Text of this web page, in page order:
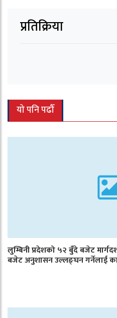
प्रतिक्रिया
यो पनि पढौँ
लुम्बिनी प्रदेशको ५२ बुँदे बजेट
बजेट अनुशासन उल्लङ्घन गर्नेलाई